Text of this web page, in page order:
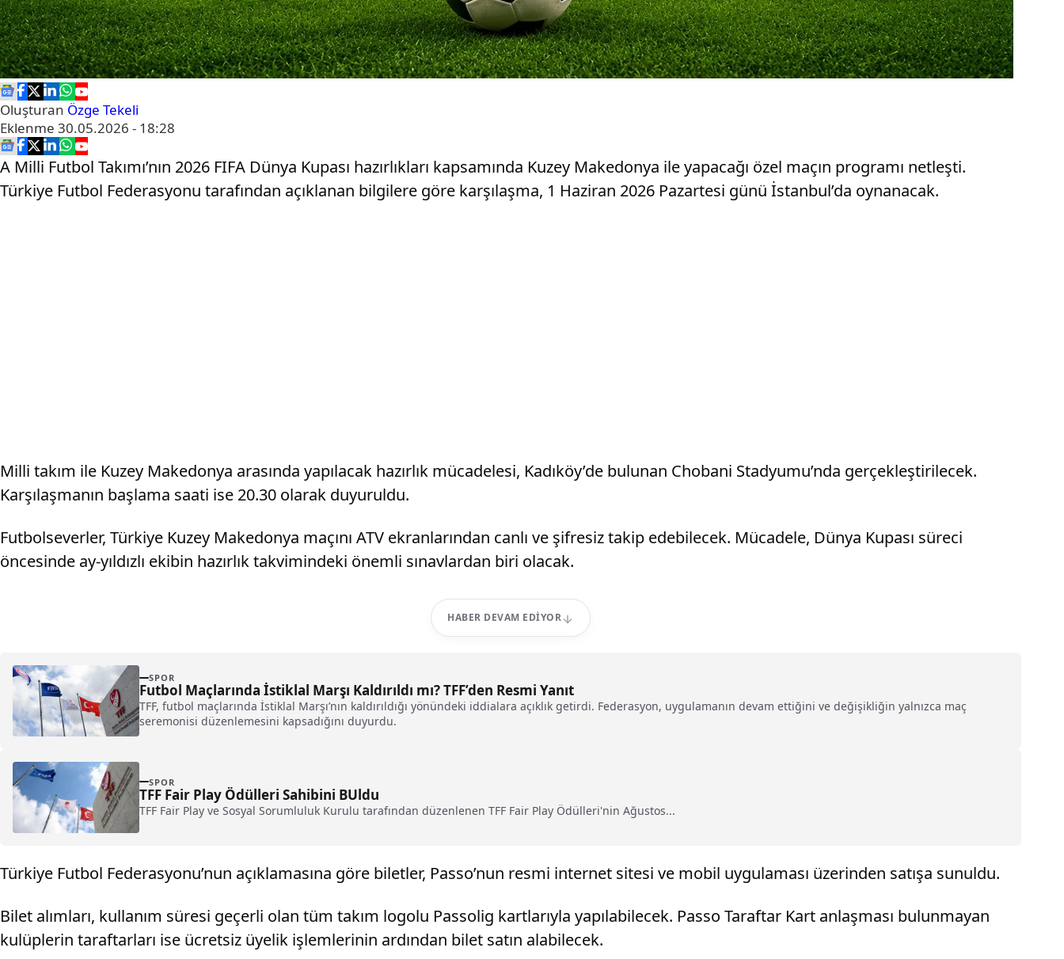
Oluşturan Özge Tekeli
Eklenme 30.05.2026 - 18:28
A Milli Futbol Takımı’nın 2026 FIFA Dünya Kupası hazırlıkları kapsamında Kuzey Makedonya ile yapacağı özel maçın programı netleşti.
Türkiye Futbol Federasyonu tarafından açıklanan bilgilere göre karşılaşma, 1 Haziran 2026 Pazartesi günü İstanbul’da oynanacak.
Milli takım ile Kuzey Makedonya arasında yapılacak hazırlık mücadelesi, Kadıköy’de bulunan Chobani Stadyumu’nda gerçekleştirilecek.
Karşılaşmanın başlama saati ise 20.30 olarak duyuruldu.
Futbolseverler, Türkiye Kuzey Makedonya maçını ATV ekranlarından canlı ve şifresiz takip edebilecek. Mücadele, Dünya Kupası süreci
öncesinde ay-yıldızlı ekibin hazırlık takvimindeki önemli sınavlardan biri olacak.
HABER DEVAM EDIYOR
SPOR
Futbol Maçlarında İstiklal Marşı Kaldırıldı mı? TFF’den Resmi Yanıt
TFF, futbol maçlarında İstiklal Marşı’nın kaldırıldığı yönündeki iddialara açıklık getirdi. Federasyon, uygulamanın devam ettiğini ve değişikliğin yalnızca maç
seremonisi düzenlemesini kapsadığını duyurdu.
SPOR
TFF Fair Play Ödülleri Sahibini BUldu
TFF Fair Play ve Sosyal Sorumluluk Kurulu tarafından düzenlenen TFF Fair Play Ödülleri'nin Ağustos...
Türkiye Futbol Federasyonu’nun açıklamasına göre biletler, Passo’nun resmi internet sitesi ve mobil uygulaması üzerinden satışa sunuldu.
Bilet alımları, kullanım süresi geçerli olan tüm takım logolu Passolig kartlarıyla yapılabilecek. Passo Taraftar Kart anlaşması bulunmayan
kulüplerin taraftarları ise ücretsiz üyelik işlemlerinin ardından bilet satın alabilecek.